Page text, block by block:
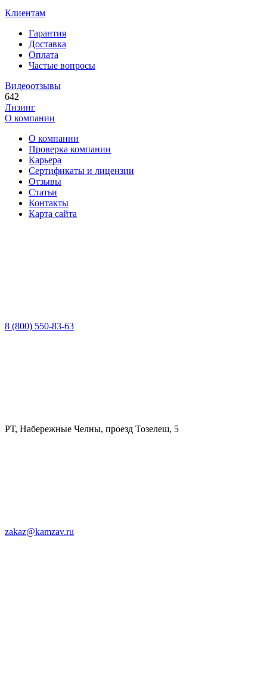
Клиентам
Гарантия
Доставка
Оплата
Частые вопросы
Видеоотзывы
642
Лизинг
О компании
О компании
Проверка компании
Карьера
Сертификаты и лицензии
Отзывы
Статьи
Контакты
Карта сайта
8 (800) 550-83-63
РТ, Набережные Челны, проезд Тозелеш, 5
zakaz@kamzav.ru